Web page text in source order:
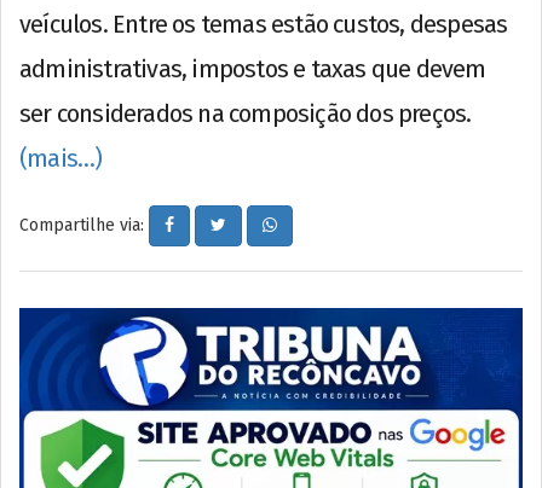
veículos. Entre os temas estão custos, despesas
administrativas, impostos e taxas que devem
ser considerados na composição dos preços.
(mais…)
Compartilhe via: